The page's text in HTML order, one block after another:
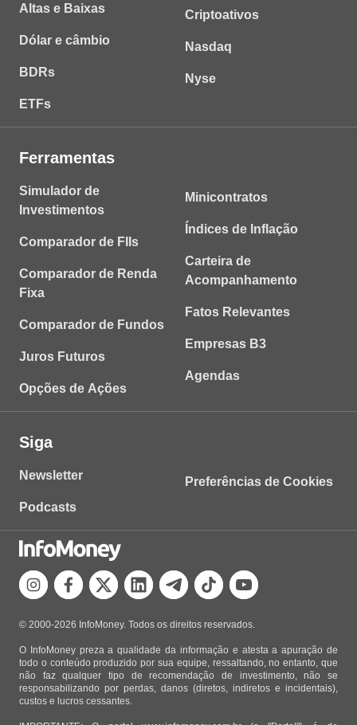
Altas e Baixas
Dólar e câmbio
BDRs
ETFs
Criptoativos
Nasdaq
Nyse
Ferramentas
Simulador de
Investimentos
Comparador de FIIs
Comparador de Renda
Fixa
Comparador de Fundos
Juros Futuros
Opções de Ações
Minicontratos
Índices de Inflação
Carteira de
Acompanhamento
Fatos Relevantes
Empresas B3
Agendas
Siga
Newsletter
Podcasts
Preferências de Cookies
© 2000-2026 InfoMoney. Todos os direitos reservados.
O InfoMoney preza a qualidade da informação e atesta a apuração de
todo o conteúdo produzido por sua equipe, ressaltando, no entanto, que
não faz qualquer tipo de recomendação de investimento, não se
responsabilizando por perdas, danos (diretos, indiretos e incidentais),
custos e lucros cessantes.